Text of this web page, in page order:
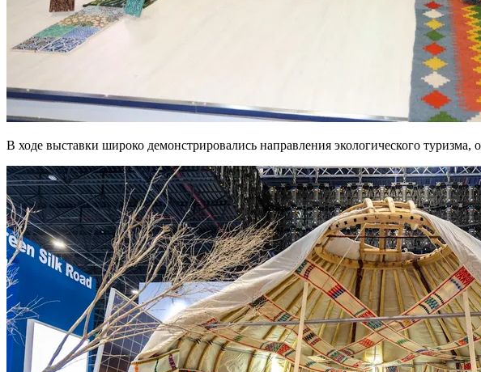
В ходе выставки широко демонстрировались направления экологического